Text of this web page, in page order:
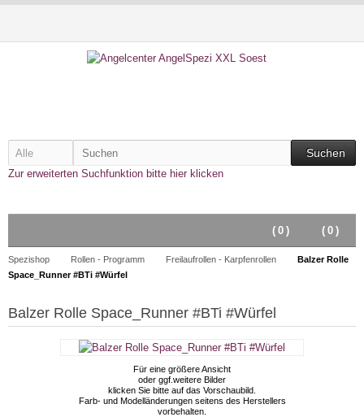
Suchen
Zur erweiterten Suchfunktion bitte hier klicken
( 0 )
( 0 )
Spezishop Rollen - Programm Freilaufrollen - Karpfenrollen
Balzer Rolle
Space_Runner #BTi #Würfel
Balzer Rolle Space_Runner #BTi #Würfel
Für eine größere Ansicht
oder ggf.weitere Bilder
klicken Sie bitte auf das Vorschaubild.
Farb- und Modelländerungen seitens des Herstellers
vorbehalten.